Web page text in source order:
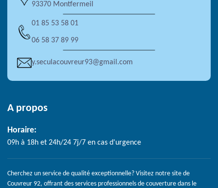
93370 Montfermeil
01 85 53 58 01
06 58 37 89 99
y.seculacouvreur93@gmail.com
A propos
Horaire:
09h à 18h et 24h/24 7j/7 en cas d'urgence
Cherchez un service de qualité exceptionnelle? Visitez notre site de
Couvreur 92, offrant des services professionnels de couverture dans le